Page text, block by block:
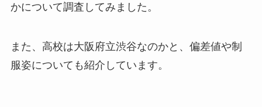
かについて調査してみました。
また、高校は大阪府立渋谷なのかと、偏差値や制
服姿についても紹介しています。